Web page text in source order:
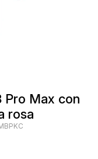
Pro Max con
rosa